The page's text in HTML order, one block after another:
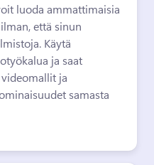
luoda ammattimaisia
että sinun
Käytä
ja saat
ja
samasta